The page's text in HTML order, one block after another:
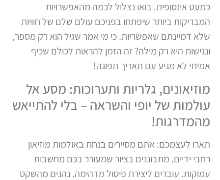
כמעט אינסופית. בואו נצלול לכמה מהאפשרויות
המבריקות ביותר שיפתחו בפניכם עולם שלם של חוויות
שלא דמיינתם שאפשריות. כי מי אמר שגיל הוא רק מספר,
ונגישות היא רק מילה? זה הזמן להראות לכולם שכיף
אמיתי לא מגיע עם תאריך תפוגה!
מוזיאונים, גלריות ותערוכות: מסע אל
עולמות של יופי והשראה – בלי להתייאש
מהמדרגות!
תארו לעצמכם: אתם מסיירים בנחת באולמות מוזיאון
רחבי ידיים. מתבוננים בציור שמעורר בכם מחשבות
עמוקות. עוברים ליצירת פיסול מדהימה. נהנים מהשקט